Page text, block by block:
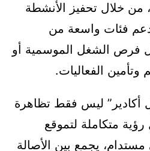
من خلال تحفيز الأنشطة
ودعم فئات واسعة من
فرص الشغل الموسمية أو
الفعاليات.
أكادير” ليس فقط تظاهرة
متكاملة لتموقع
يجمع بين الأصالة